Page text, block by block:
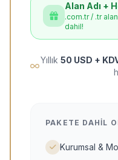
Alan Adı +
.com.tr / .tr
dahil!
Yıllık 50 USD +
PAKETE DAHIL
Kurumsal &